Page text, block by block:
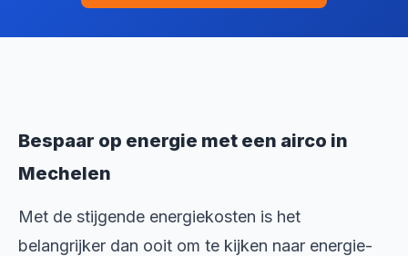
Bespaar op energie met een airco in
Mechelen
Met de stijgende energiekosten is het
belangrijker dan ooit om te kijken naar energie-